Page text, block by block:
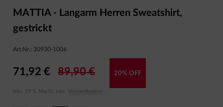
MATTIA - Langarm Herren Sweatshirt,
gestrickt
Art.Nr.: 30930-1006
71,92 € 89,90 € 20% OFF
inkl. 19 % MwSt. inkl. Versandkosten